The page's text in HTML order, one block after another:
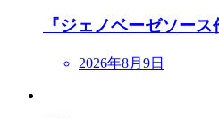
『ジェノベーゼソー
2026年8月9日